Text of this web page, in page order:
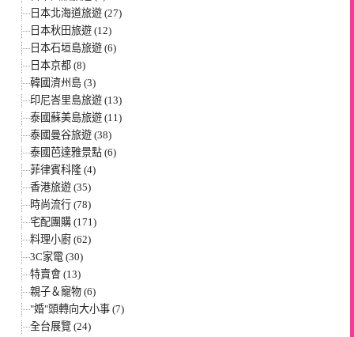
日本北海道旅遊 (27)
日本秋田旅遊 (12)
日本石垣島旅遊 (6)
日本京都 (8)
韓國濟州島 (3)
印尼峇里島旅遊 (13)
泰國蘇美島旅遊 (11)
泰國曼谷旅遊 (38)
泰國芭達雅景點 (6)
菲律賓科隆 (4)
香港旅遊 (35)
時尚流行 (78)
宅配團購 (171)
料理小廚 (62)
3C家電 (30)
特賣會 (13)
親子＆寵物 (6)
"婚"頭轉向大小事 (7)
全台展覽 (24)